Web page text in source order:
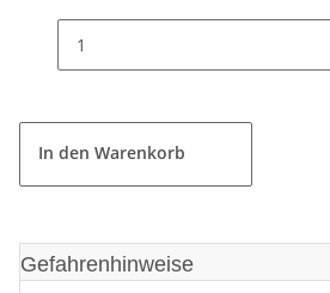
In den Warenkorb
Gefahrenhinweise